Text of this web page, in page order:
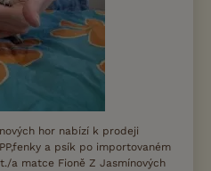
hor nabízí k prodeji
a psík po importovaném
a matce Fioně Z Jasmínových